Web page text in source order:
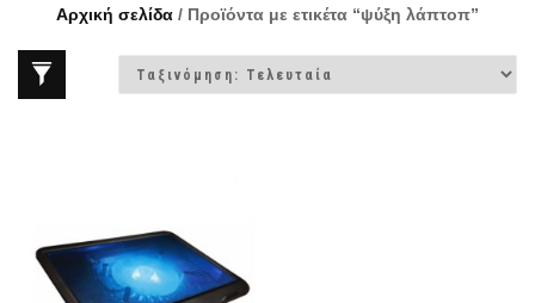
Αρχική σελίδα / Προϊόντα με ετικέτα “ψύξη λάπτοπ”